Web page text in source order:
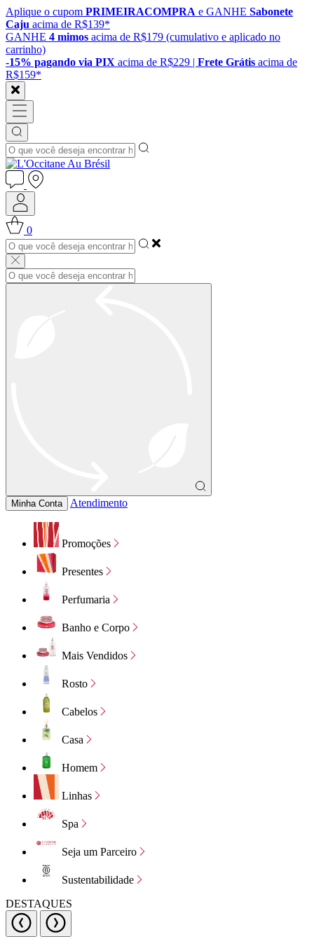
Aplique o cupom PRIMEIRACOMPRA e GANHE Sabonete
Caju acima de R$139*
GANHE 4 mimos acima de R$179 (cumulativo e aplicado no
carrinho)
-15% pagando via PIX acima de R$229 | Frete Grátis acima de
R$159*
0
Minha Conta Atendimento
Promoções
Presentes
Perfumaria
Banho e Corpo
Mais Vendidos
Rosto
Cabelos
Casa
Homem
Linhas
Spa
Seja um Parceiro
Sustentabilidade
DESTAQUES